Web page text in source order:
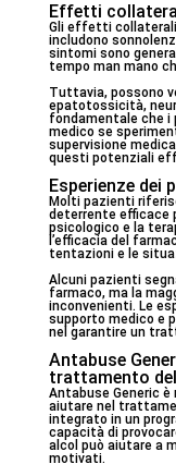
Effetti
Gli effetti collaterali
includono
sintomi sono
tempo man mano
Tuttavia, possono
epatotossicità,
fondamentale che
medico se
supervisione
questi potenziali
Esperienze dei
Molti pazienti
deterrente efficace
psicologico e la
l’efficacia del
tentazioni e le
Alcuni pazienti
farmaco, ma la
inconvenienti. Le
supporto medico e
nel garantire un
Antabuse
trattamento
Antabuse Generic
aiutare nel
integrato in un
capacità di
alcol può aiutare a
motivati.